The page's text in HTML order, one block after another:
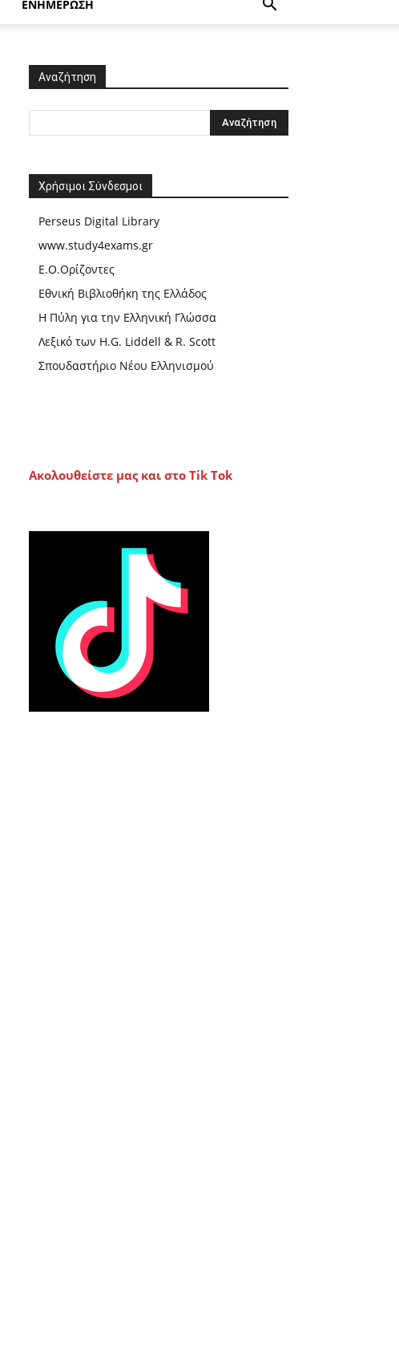
ΕΝΗΜΕΡΩΣΗ
Αναζήτηση
Χρήσιμοι Σύνδεσμοι
Perseus Digital Library
www.study4exams.gr
Ε.Ο.Ορίζοντες
Εθνική Βιβλιοθήκη της Ελλάδος
Η Πύλη για την Ελληνική Γλώσσα
Λεξικό των H.G. Liddell & R. Scott
Σπουδαστήριο Νέου Ελληνισμού
Ακολουθείστε μας και στο Tik Tok